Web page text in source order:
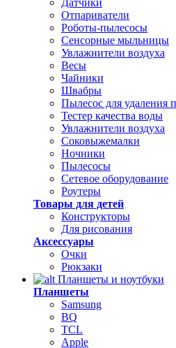
Датчики
Отпариватели
Роботы-пылесосы
Сенсорные мыльницы
Увлажнители воздуха
Весы
Чайники
Швабры
Пылесос для удаления
Тестер качества воды
Увлажнители воздуха
Соковыжемалки
Ночники
Пылесосы
Сетевое оборудование
Роутеры
Товары для детей
Конструкторы
Для рисования
Аксессуары
Очки
Рюкзаки
Планшеты и ноутбуки
Планшеты
Samsung
BQ
TCL
Apple